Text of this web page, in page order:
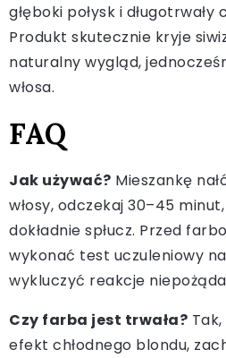
głęboki połysk i
Produkt skutecznie kryje
naturalny wygląd,
włosa.
FAQ
Jak używać? Mieszankę
włosy, odczekaj 30–45
dokładnie spłucz. Przed
wykonać test uczuleniowy
wykluczyć reakcje
Czy farba jest trwała?
efekt chłodnego blondu,